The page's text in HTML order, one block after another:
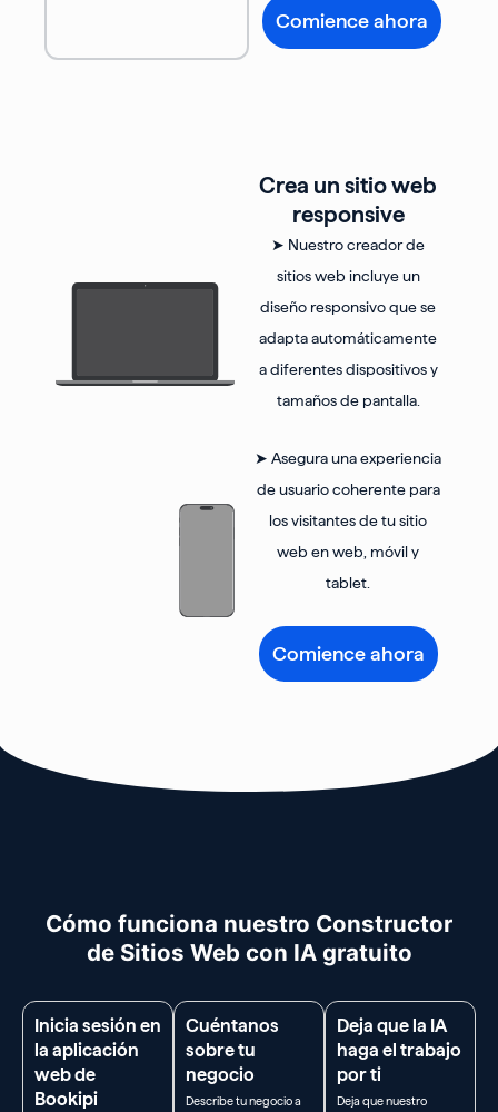
Comience ahora
Crea un sitio web
responsive
➤ Nuestro creador de
sitios web incluye un
diseño responsivo que se
adapta automáticamente
a diferentes dispositivos y
tamaños de pantalla.
➤ Asegura una experiencia
de usuario coherente para
los visitantes de tu sitio
web en web, móvil y
tablet.
Comience ahora
Cómo funciona nuestro Constructor
de Sitios Web con IA gratuito
Inicia sesión en
la aplicación
web de
Bookipi
Cuéntanos
sobre tu
negocio
Describe tu negocio a
Deja que la IA
haga el trabajo
por ti
Deja que nuestro